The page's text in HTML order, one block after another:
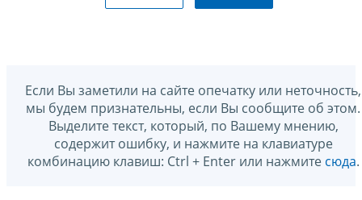
Если Вы заметили на сайте опечатку или неточность,
мы будем признательны, если Вы сообщите об этом.
Выделите текст, который, по Вашему мнению,
содержит ошибку, и нажмите на клавиатуре
комбинацию клавиш: Ctrl + Enter или нажмите сюда.